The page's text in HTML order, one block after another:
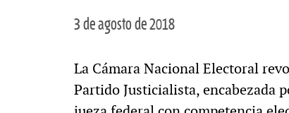
3 de agosto de 2018
La Cámara Nacional Electoral
Partido Justicialista, encabezada